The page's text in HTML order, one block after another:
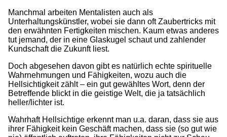
Manchmal arbeiten Mentalisten auch als
Unterhaltungskünstler, wobei sie dann oft Zaubertricks mit
den erwähnten Fertigkeiten mischen. Kaum etwas anderes
tut jemand, der in eine Glaskugel schaut und zahlender
Kundschaft die Zukunft liest.
Doch abgesehen davon gibt es natürlich echte spirituelle
Wahrnehmungen und Fähigkeiten, wozu auch die
Hellsichtigkeit zählt – ein gut gewähltes Wort, denn der
Betreffende blickt in die geistige Welt, die ja tatsächlich
heller/lichter ist.
Wahrhaft Hellsichtige erkennt man u.a. daran, dass sie aus
ihrer Fähigkeit kein Geschäft machen, dass sie (so gut wie